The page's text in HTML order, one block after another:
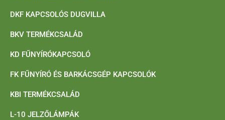
DKF KAPCSOLÓS DUGVILLA
BKV TERMÉKCSALÁD
KD FŰNYÍRÓKAPCSOLÓ
FK FŰNYÍRÓ ÉS BARKÁCSGÉP KAPCSOLÓK
KBI TERMÉKCSALÁD
L-10 JELZŐLÁMPÁK